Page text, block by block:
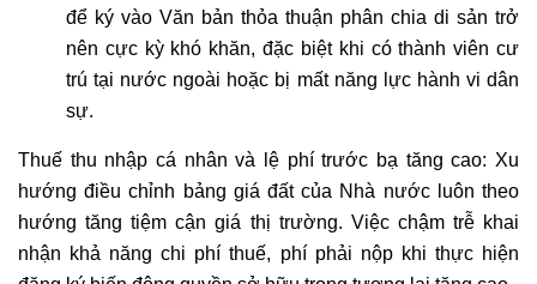
Luật
sư
kinh
để ký vào Văn bản thỏa thuận phân chia di sản trở
nên cực kỳ khó khăn, đặc biệt khi có thành viên cư
trú tại nước ngoài hoặc bị mất năng lực hành vi dân
sự.
Thuế thu nhập cá nhân và lệ phí trước bạ tăng cao: Xu
hướng điều chỉnh bảng giá đất của Nhà nước luôn theo
hướng tăng tiệm cận giá thị trường. Việc chậm trễ khai
nhận khả năng chi phí thuế, phí phải nộp khi thực hiện